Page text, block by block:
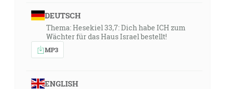
DEUTSCH
Thema: Hesekiel 33,7: Dich habe ICH zum
Wächter für das Haus Israel bestellt!
MP3
ENGLISH